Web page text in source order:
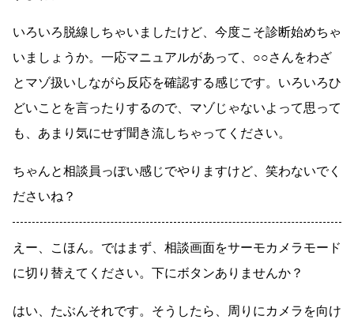
いろいろ脱線しちゃいましたけど、今度こそ診断始めちゃ
いましょうか。一応マニュアルがあって、○○さんをわざ
とマゾ扱いしながら反応を確認する感じです。いろいろひ
どいことを言ったりするので、マゾじゃないよって思って
も、あまり気にせず聞き流しちゃってください。
ちゃんと相談員っぽい感じでやりますけど、笑わないでく
ださいね？
えー、こほん。ではまず、相談画面をサーモカメラモード
に切り替えてください。下にボタンありませんか？
はい、たぶんそれです。そうしたら、周りにカメラを向け